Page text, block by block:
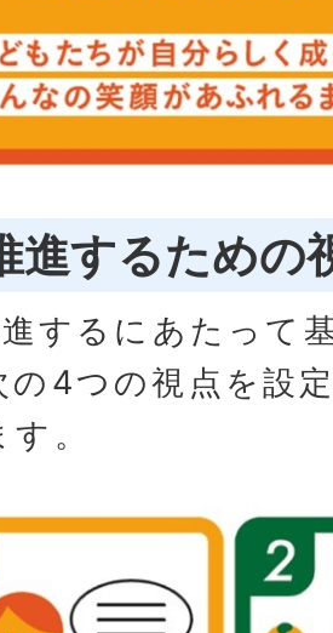
進するための
するにあたって
の4つの視点を設
。